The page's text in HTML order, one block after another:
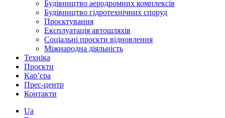
Будівництво аеродромних комплексів
Будівництво гідротехнічних споруд
Проєктування
Експлуатація автошляхів
Соціальні проєкти відновлення
Міжнародна діяльність
Техніка
Проєкти
Кар’єра
Прес-центр
Контакти
Ua